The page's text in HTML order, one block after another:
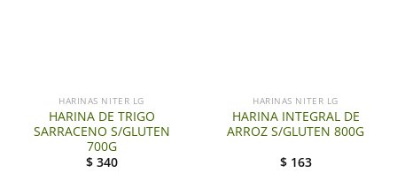
HARINAS NITER LG
HARINA DE TRIGO
SARRACENO S/GLUTEN
700G
$ 340
HARINAS NITER LG
HARINA INTEGRAL DE
ARROZ S/GLUTEN 800G
$ 163